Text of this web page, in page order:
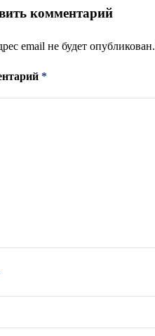
комментарий
email не будет опубликован.
*